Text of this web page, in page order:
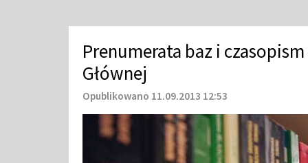
Prenumerata baz i
Głównej
Opublikowano 11.09.2013 12:53